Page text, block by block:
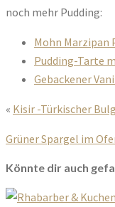
noch mehr Pudding:
Mohn Marzipan
Pudding-Tarte
Gebackener
« Kisir -Türkischer
Grüner Spargel im
Könnte dir auch